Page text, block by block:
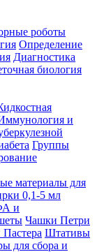
роботы
Определение
Диагностика
биология
и
Группы
материалы для
0,1-5 мл
и
Чашки Петри
Штативы
для сбора и